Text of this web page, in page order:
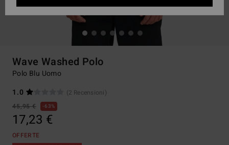
Wave Washed Polo
Polo Blu Uomo
1.0
(2 Recensioni)
45,95 €
63%
17,23 €
OFFERTE